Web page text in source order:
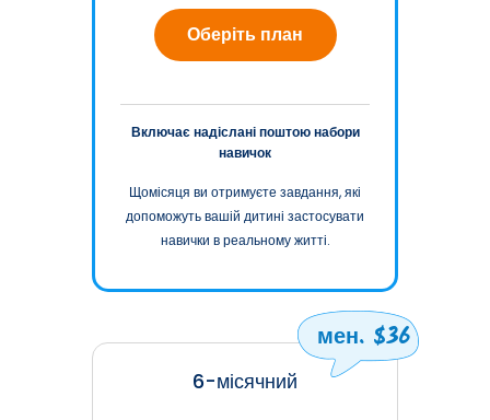
Оберіть план
Включає надіслані поштою набори
навичок
Щомісяця ви отримуєте завдання, які
допоможуть вашій дитині застосувати
навички в реальному житті.
мен. $36
6-місячний